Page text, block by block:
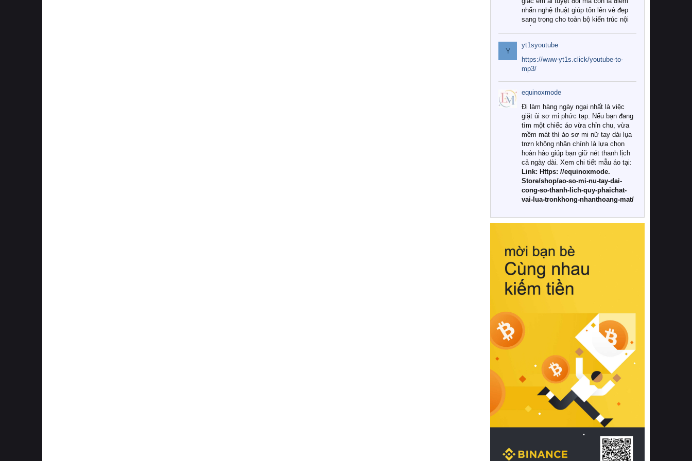
nhấn nghệ thuật giúp tôn lên vẻ đẹp
sang trọng cho toàn bộ kiến trúc nội
Tuy nhiên, giữa thị trường đa dạng
với vô vàn thương hiệu và mẫu mã
như hiện nay, làm thế nào để chọn
được những bộ chăn ga gối đệm cao
cấp thực sự chất lượng, phù hợp với
khí hậu và nhu cầu sử dụng của gia
đình? Hãy cùng chúng tôi đi tìm lời
giải đáp chi tiết qua bài viết dưới đây.
1. Tại sao các gia đình hiện đại lại ưa
chuộng chăn ga gối đệm cao cấp?
Khác với các dòng sản phẩm thông
thường, những bộ chăn ga gối đệm
cao cấp trải qua quy trình sản xuất
nghiêm ngặt từ khâu chọn lọc nguyên
liệu tự nhiên đến công nghệ dệt
nhuộm hiện đại không chứa hóa chất
này, bạn sẽ cảm nhận rõ rệt sự khác
hồi chuẩn xác của phần đệm nâng đỡ
cột sống.
Bên cạnh đó, việc lựa chọn các dòng
sản phẩm đạt chuẩn chất lượng quốc
tế còn giúp ngăn ngừa tình trạng kích
khuẩn và nấm mốc trong điều kiện
thời tiết nóng ẩm. Bạn có thể tìm hiểu
thêm các nghiên cứu khoa học về tác
động của giấc ngủ và môi trường
phòng ngủ đối với sức khỏe con
người tại Sleep Foundation (External
Link) để có cái nhìn toàn diện hơn.
2. Các tiêu chí vàng khi lựa chọn
chăn ga gối đệm cao cấp cho phòng
ngủ
Để sở hữu một bộ chăn ga gối đệm
cao cấp hoàn hảo cả về thẩm mỹ lẫn
công năng, người tiêu dùng cần cân
nhắc kỹ lưỡng các tiêu chí quan trọng
Y
yt1syoutube
https://www-yt1s.click/youtube-to-
mp3/
equinoxmode
Đi làm hàng ngày ngại nhất là việc
giặt ủi sơ mi phức tạp. Nếu bạn đang
tìm một chiếc áo vừa chỉn chu, vừa
mềm mát thì áo sơ mi nữ tay dài lụa
trơn không nhăn chính là lựa chọn
hoàn hảo giúp bạn giữ nét thanh lịch
cả ngày dài. Xem chi tiết mẫu áo tại:
Link: Https: //equinoxmode.
Store/shop/ao-so-mi-nu-tay-dai-
cong-so-thanh-lich-quy-phaichat-
vai-lua-tronkhong-nhanthoang-mat/